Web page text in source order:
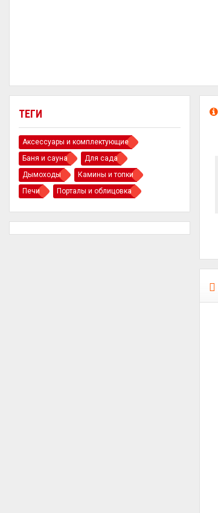
ТЕГИ
Аксессуары и комплектующие
Баня и сауна
Для сада
Дымоходы
Камины и топки
Печи
Порталы и облицовка